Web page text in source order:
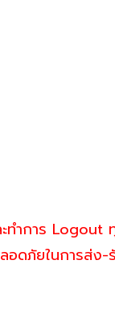
ะทำการ
ดภัยในการส่ง-